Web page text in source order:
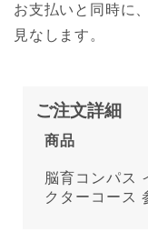
お支払いと同時に
見なします。
ご注文詳細
商品
脳育コンパス
クターコース